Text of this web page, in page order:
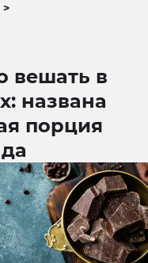
>
вешать в
названа
порция